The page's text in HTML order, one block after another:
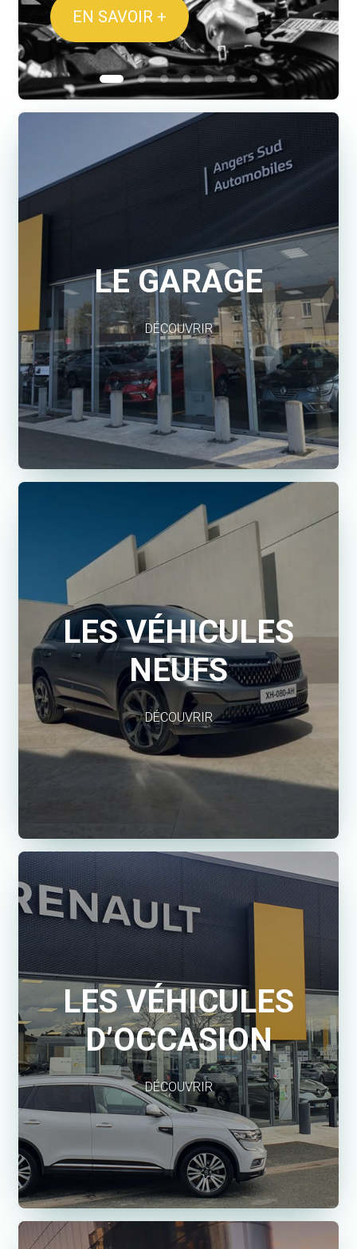
TECH ELECTRIQUE
LE GARAGE
DÉCOUVRIR
LES VÉHICULES
NEUFS
DÉCOUVRIR
LES VÉHICULES
D’OCCASION
DÉCOUVRIR